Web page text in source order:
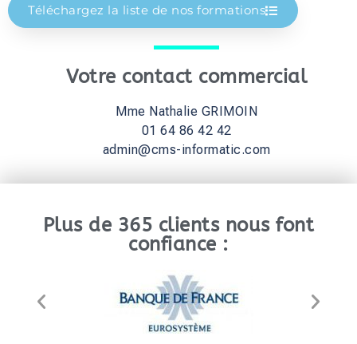
Téléchargez la liste de nos formations
Votre contact commercial
Mme Nathalie GRIMOIN
01 64 86 42 42
admin@cms-informatic.com
Plus de 365 clients nous font
confiance :